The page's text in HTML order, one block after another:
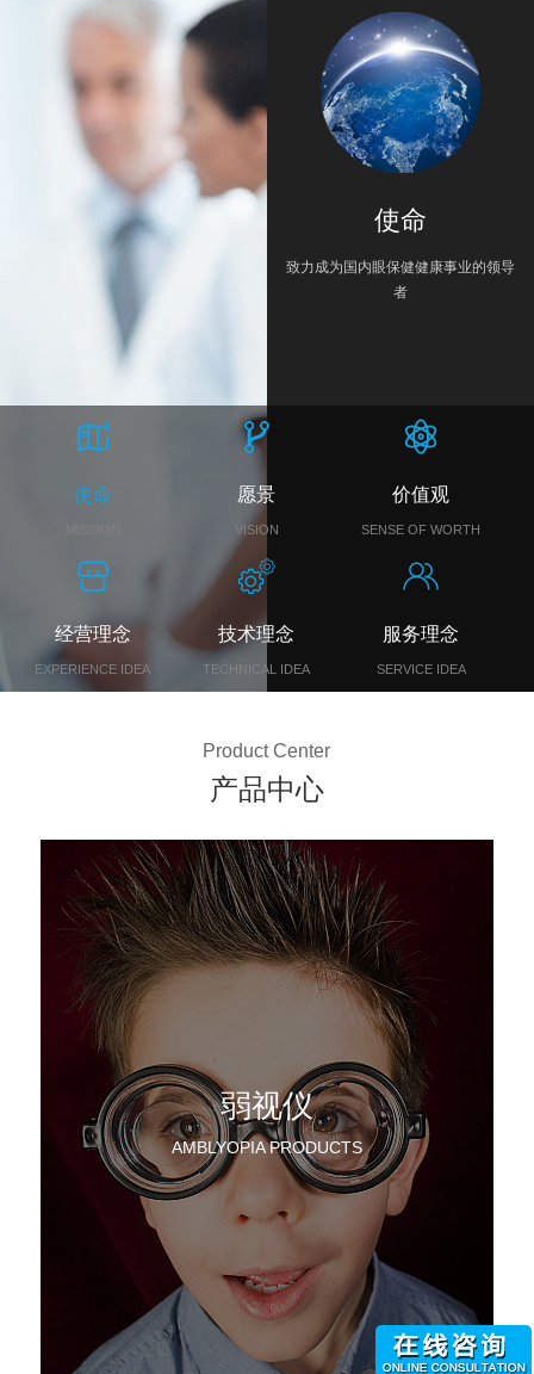
使命 愿景
VISION
价值观
SENSE OF WORTH
经营理念
EXPERIENCE IDEA
技术理念
TECHNICAL IDEA
服务理念
SERVICE IDEA
使命
致力成为国内眼保健健康事业的领导
者
Product Center
产品中心
弱视仪
AMBLYOPIA PRODUCTS